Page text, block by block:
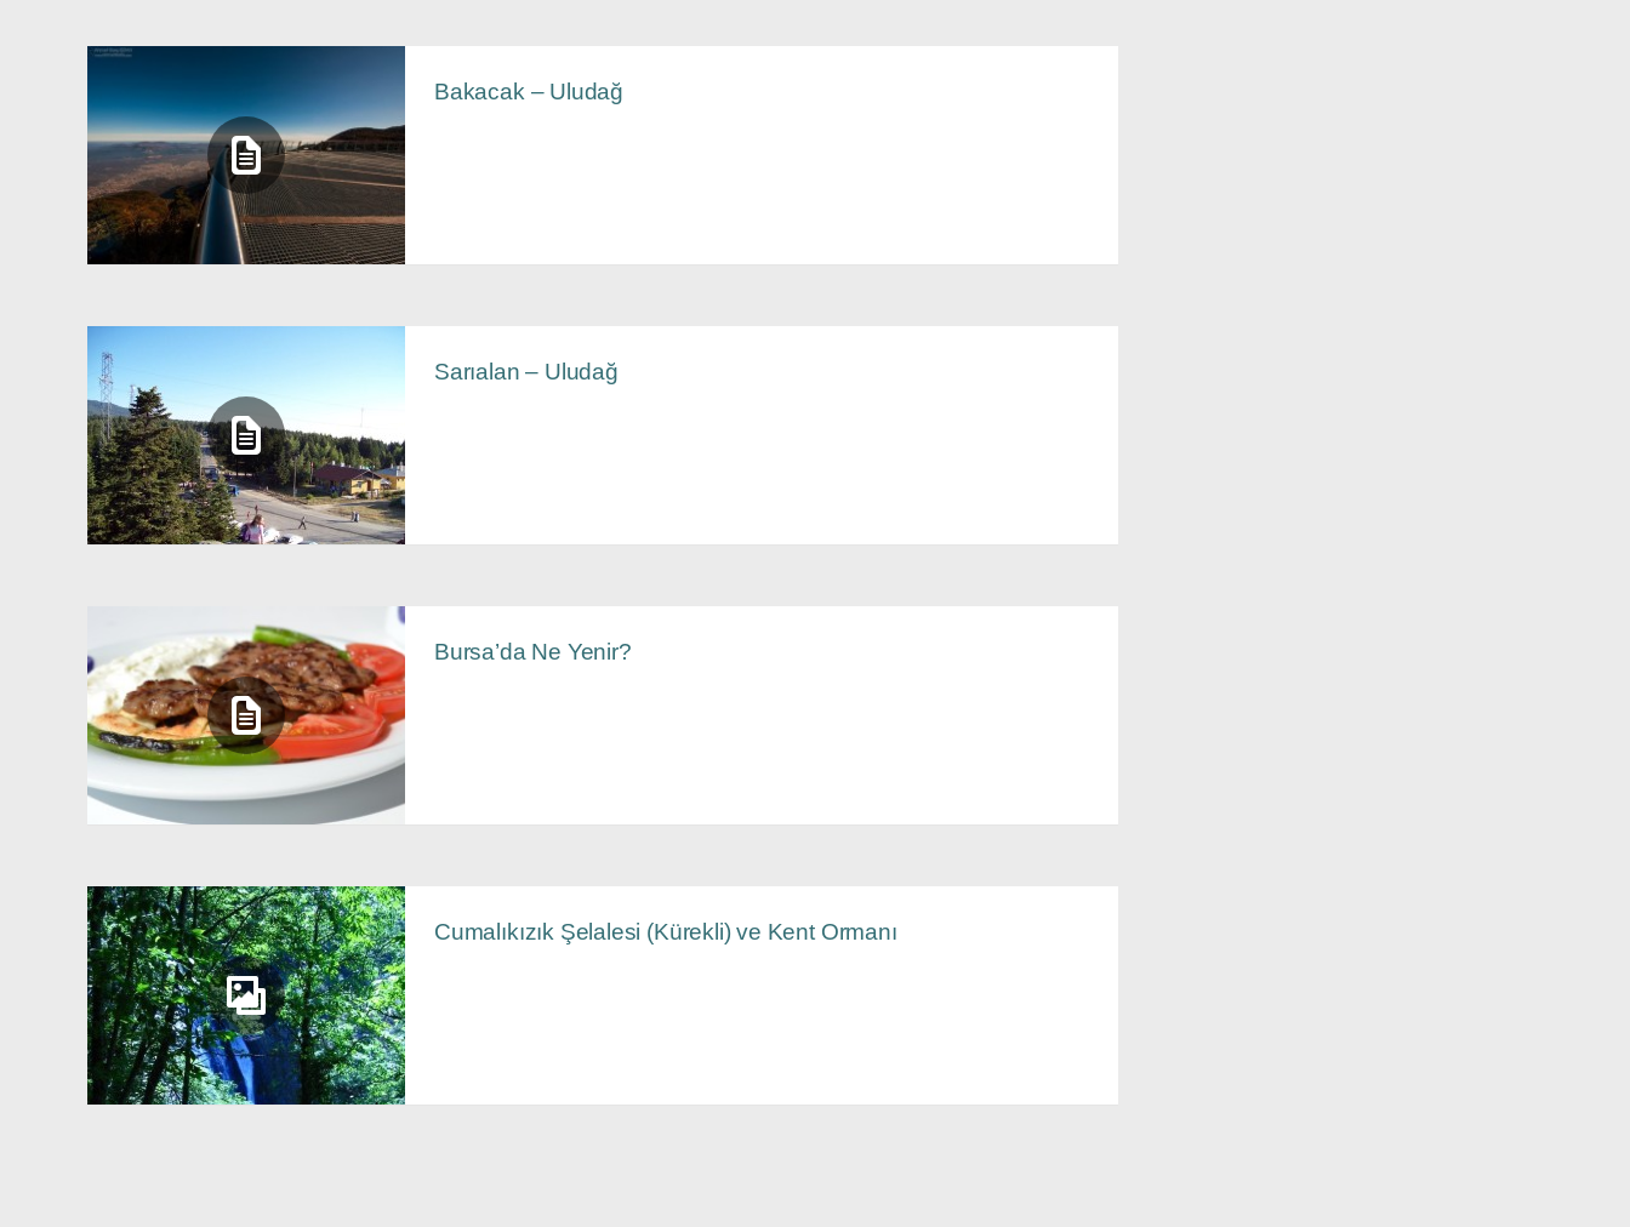
Bakacak – Uludağ
Sarıalan – Uludağ
Bursa’da Ne Yenir?
Cumalıkızık Şelalesi (Kürekli) ve Kent Ormanı